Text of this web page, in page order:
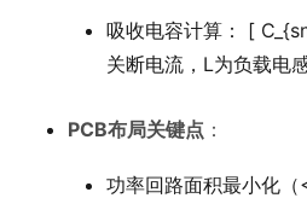
吸收电容计算： [
关断电流，L为负载电
PCB布局关键点 ：
功率回路面积最小化（